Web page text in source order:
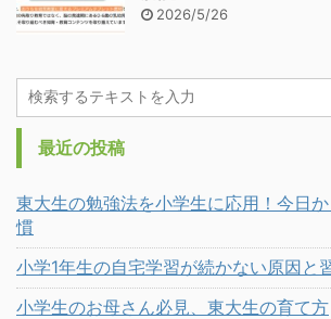
2026/5/26
最近の投稿
東大生の勉強法を小学生に応用！今日
慣
小学1年生の自宅学習が続かない原因と
小学生のお母さん必見、東大生の育て方